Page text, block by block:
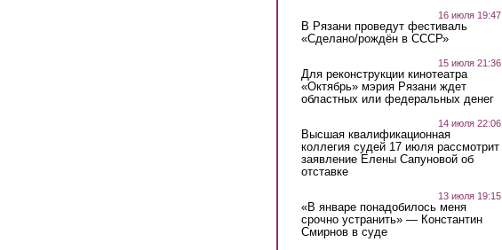
16 июля 19:47
В Рязани проведут фестиваль
«Сделано/рождён в СССР»
15 июля 21:36
Для реконструкции кинотеатра
«Октябрь» мэрия Рязани ждет
областных или федеральных денег
14 июля 22:06
Высшая квалификационная
коллегия судей 17 июля рассмотрит
заявление Елены Сапуновой об
отставке
13 июля 19:15
«В январе понадобилось меня
срочно устранить» — Константин
Смирнов в суде